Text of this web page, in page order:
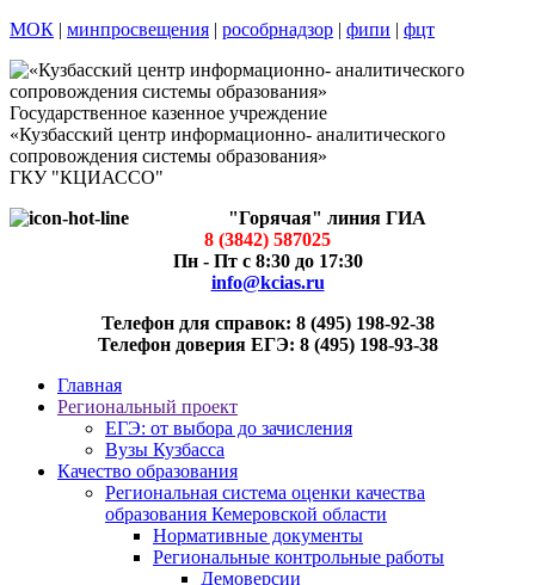
МОК | минпросвещения | рособрнадзор | фипи | фцт
Государственное казенное учреждение
«Кузбасский центр информационно- аналитического
сопровождения системы образования»
ГКУ "КЦИАССО"
"Горячая" линия ГИА
8 (3842) 587025
Пн - Пт с 8:30 до 17:30
info@kcias.ru
Телефон для справок: 8 (495) 198-92-38
Телефон доверия ЕГЭ: 8 (495) 198-93-38
Главная
Региональный проект
ЕГЭ: от выбора до зачисления
Вузы Кузбасса
Качество образования
Региональная система оценки качества
образования Кемеровской области
Нормативные документы
Региональные контрольные работы
Демоверсии